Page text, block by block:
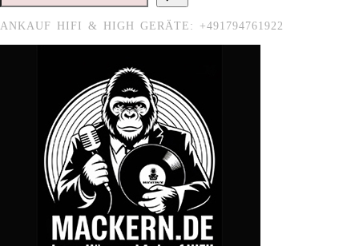
ANKAUF HIFI & HIGH GERÄTE: +491794761922